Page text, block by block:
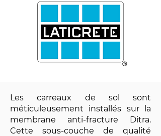
Les carreaux de sol sont
méticuleusement installés sur la
membrane anti-fracture Ditra.
Cette sous-couche de qualité